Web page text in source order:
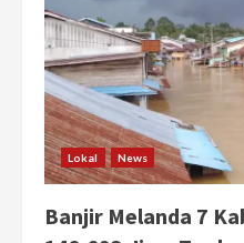
Mengungsi
Lokal News
Banjir Melanda 7